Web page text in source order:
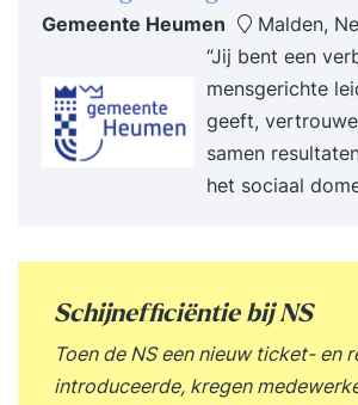
Gemeente Heumen
Malden,
“Jij bent een
mensgerichte
geeft,
samen
het sociaal
Schijnefficiëntie bij NS
Toen de NS een nieuw ticket- en
introduceerde, kregen